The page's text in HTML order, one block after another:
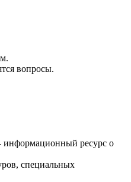
вопросы.
информационный ресурс о
специальных